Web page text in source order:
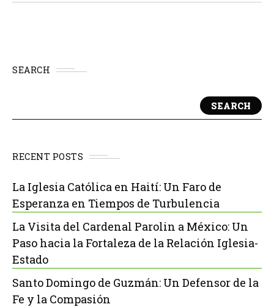
SEARCH
SEARCH
RECENT POSTS
La Iglesia Católica en Haití: Un Faro de
Esperanza en Tiempos de Turbulencia
La Visita del Cardenal Parolin a México: Un
Paso hacia la Fortaleza de la Relación Iglesia-
Estado
Santo Domingo de Guzmán: Un Defensor de la
Fe y la Compasión